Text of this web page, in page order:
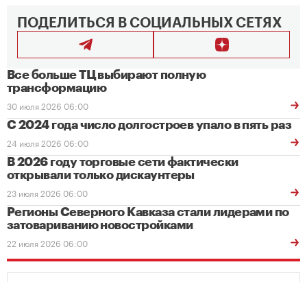
ПОДЕЛИТЬСЯ В СОЦИАЛЬНЫХ СЕТЯХ
Все больше ТЦ выбирают полную
трансформацию
30 июля 2026 06:00
С 2024 года число долгостроев упало в пять раз
24 июля 2026 06:00
В 2026 году торговые сети фактически
открывали только дискаунтеры
23 июля 2026 06:00
Регионы Северного Кавказа стали лидерами по
затовариванию новостройками
22 июля 2026 06:00